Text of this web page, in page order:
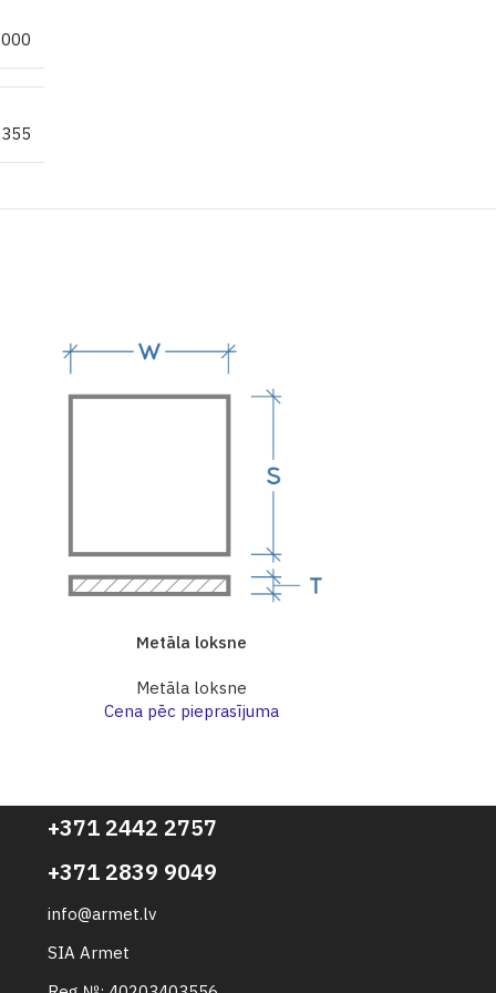
Metāla loksne
Metāla loksne
Cena pēc pieprasījuma
+371 2442 2757
+371 2839 9049
info@armet.lv
SIA Armet